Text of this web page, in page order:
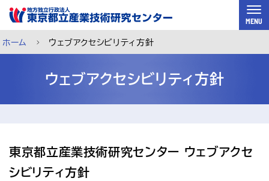
スキップして本文へ
MENU
ホーム ウェブアクセシビリティ方針
ウェブアクセシビリティ方針
東京都立産業技術研究センター ウェブアクセ
シビリティ方針